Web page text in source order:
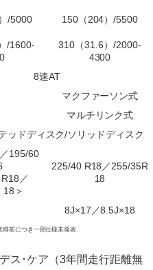
/5000 150（204）/5500
/1600-
310（31.6）/2000-
4300
8速AT
マクファーソン式
マルチリンク式
ッドディスク/ソリッドディスク
195/60
／
18＞
225/40 R18／255/35R
18
8J×17／8.5J×18
前につき一部仕様未発表
ス･ケア（3年間走行距離無